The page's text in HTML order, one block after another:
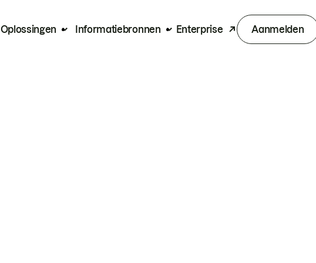
Oplossingen Informatiebronnen Enterprise Aanmelden